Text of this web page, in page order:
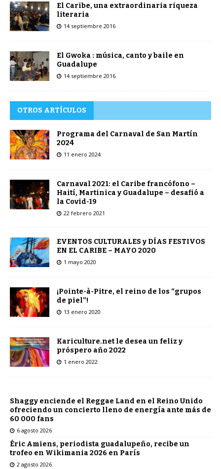
El Caribe, una extraordinaria riqueza
literaria
14 septiembre 2016
El Gwoka : música, canto y baile en
Guadalupe
14 septiembre 2016
OTROS ARTÍCULOS
Programa del Carnaval de San Martín
2024
11 enero 2024
Carnaval 2021: el Caribe francófono –
Haití, Martinica y Guadalupe – desafió a
la Covid-19
22 febrero 2021
EVENTOS CULTURALES y DÍAS FESTIVOS
EN EL CARIBE – MAYO 2020
1 mayo 2020
¡Pointe-à-Pitre, el reino de los “grupos
de piel”!
13 enero 2020
Kariculture.net le desea un feliz y
próspero año 2022
1 enero 2022
Shaggy enciende el Reggae Land en el Reino Unido
ofreciendo un concierto lleno de energía ante más de
60 000 fans
6 agosto 2026
Éric Amiens, periodista guadalupeño, recibe un
trofeo en Wikimania 2026 en París
2 agosto 2026